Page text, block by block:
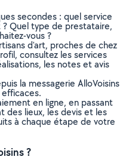
secondes : quel service
? Quel type de prestataire,
vous ?
d'art, proches de chez
consultez les services
les notes et avis
la messagerie AlloVoisins
en ligne, en passant
des lieux, les devis et les
à chaque étape de votre
?